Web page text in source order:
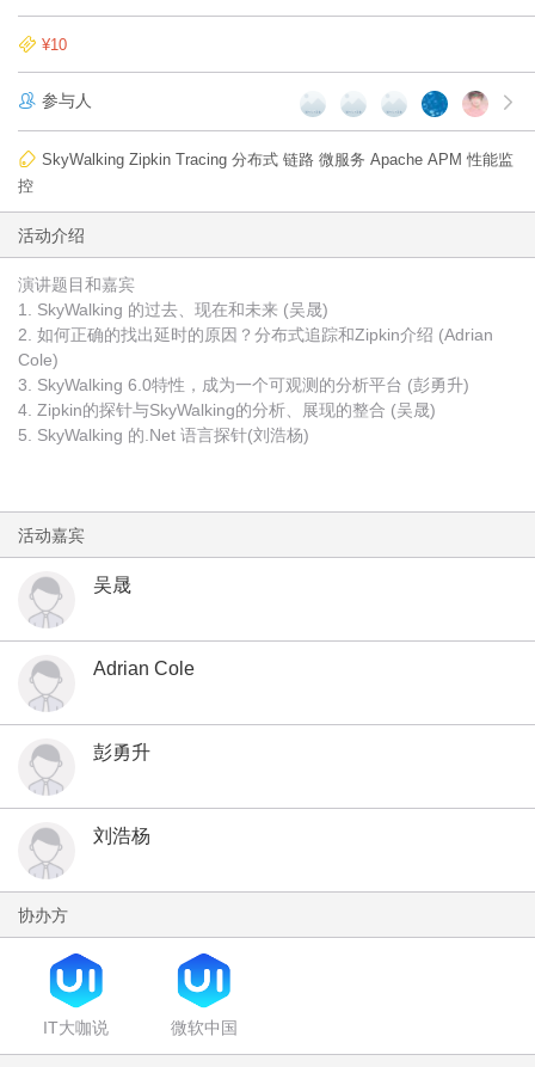
¥10
参与人
SkyWalking Zipkin Tracing 分布式 链路 微服务 Apache APM 性能监
控
活动介绍
演讲题目和嘉宾
1. SkyWalking 的过去、现在和未来 (吴晟)
2. 如何正确的找出延时的原因？分布式追踪和Zipkin介绍 (Adrian
Cole)
3. SkyWalking 6.0特性，成为一个可观测的分析平台 (彭勇升)
4. Zipkin的探针与SkyWalking的分析、展现的整合 (吴晟)
5. SkyWalking 的.Net 语言探针(刘浩杨)
活动嘉宾
吴晟
Adrian Cole
彭勇升
刘浩杨
协办方
IT大咖说 微软中国